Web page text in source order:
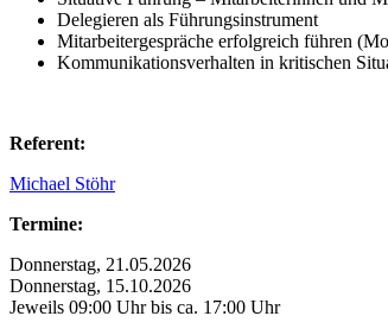
Delegieren als Führungsinstrument
Mitarbeitergespräche erfolgreich führen
Kommunikationsverhalten in kritischen
Referent:
Michael Stöhr
Termine:
Donnerstag, 21.05.2026
Donnerstag, 15.10.2026
Jeweils 09:00 Uhr bis ca. 17:00 Uhr